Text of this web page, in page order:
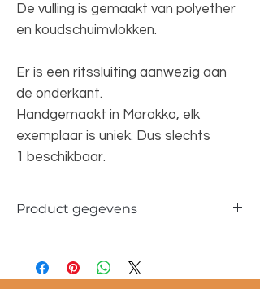
De vulling is gemaakt van polyether
en koudschuimvlokken.
Er is een ritssluiting aanwezig aan
de onderkant.
Handgemaakt in Marokko, elk
exemplaar is uniek. Dus slechts
1 beschikbaar.
Product gegevens
Maat poef: 60x60x25 cm